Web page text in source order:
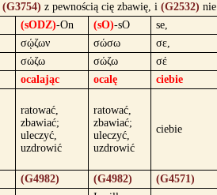
(G3754) z pewnością cię zbawię, i (G2532)
(sODZ)-On (sO)-sO
se,
σῴζων σώσω
σε,
σώζω σώζω
σέ
ocalając ocalę ciebie
ratować,
zbawiać;
uleczyć,
uzdrowić
ratować,
zbawiać;
uleczyć,
uzdrowić
ciebie
(G4982) (G4982) (G4571)